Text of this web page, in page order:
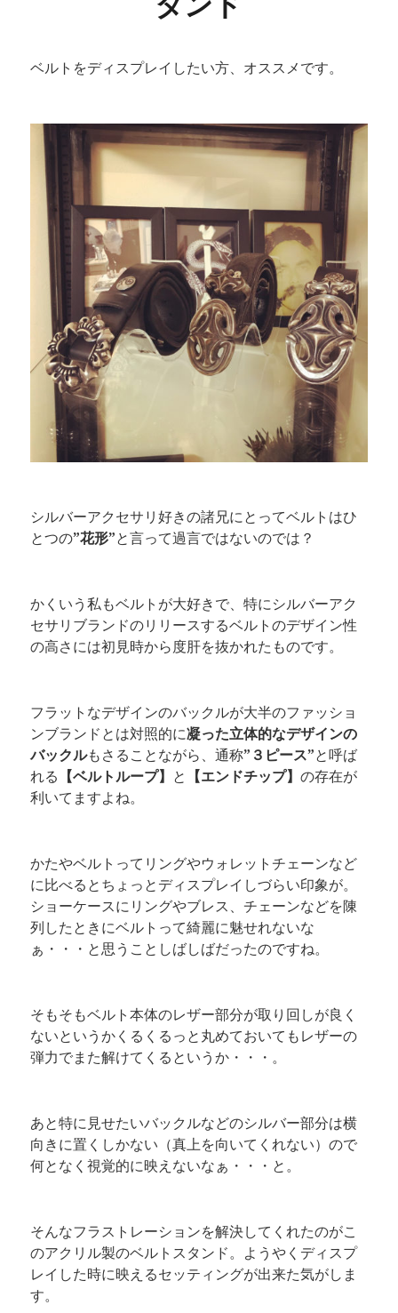
ベルトをディスプレイしたい方、オススメです。
シルバーアクセサリ好きの諸兄にとってベルトはひ
とつの”花形”と言って過言ではないのでは？
かくいう私もベルトが大好きで、特にシルバーアク
セサリブランドのリリースするベルトのデザイン性
の高さには初見時から度肝を抜かれたものです。
フラットなデザインのバックルが大半のファッショ
ンブランドとは対照的に凝った立体的なデザインの
バックルもさることながら、通称”３ピース”と呼ば
れる 【ベルトループ】 と 【エンドチップ】 の存在が
利いてますよね。
かたやベルトってリングやウォレットチェーンなど
に比べるとちょっとディスプレイしづらい印象が。
ショーケースにリングやブレス、チェーンなどを陳
列したときにベルトって綺麗に魅せれないな
ぁ・・・と思うことしばしばだったのですね。
そもそもベルト本体のレザー部分が取り回しが良く
ないというかくるくるっと丸めておいてもレザーの
弾力でまた解けてくるというか・・・。
あと特に見せたいバックルなどのシルバー部分は横
向きに置くしかない（真上を向いてくれない）ので
何となく視覚的に映えないなぁ・・・と。
そんなフラストレーションを解決してくれたのがこ
のアクリル製のベルトスタンド。ようやくディスプ
レイした時に映えるセッティングが出来た気がしま
す。